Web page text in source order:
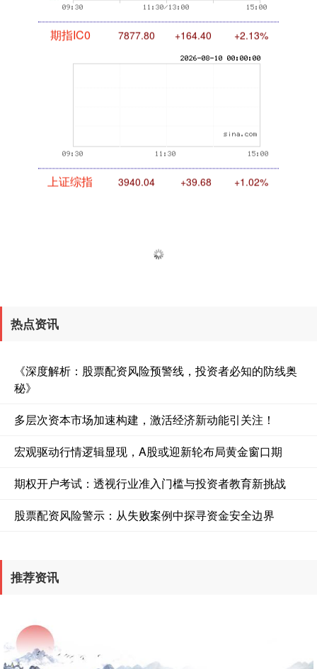
+164.40 +2.13%
沪深300 4694.44 +43.13 +0.93%
北证50
热点资讯
《深度解析：股票配资风险预警线，投资者必知的防线奥
秘》
多层次资本市场加速构建，激活经济新动能引关注！
宏观驱动行情逻辑显现，A股或迎新轮布局黄金窗口期
期权开户考试：透视行业准入门槛与投资者教育新挑战
股票配资风险警示：从失败案例中探寻资金安全边界
推荐资讯